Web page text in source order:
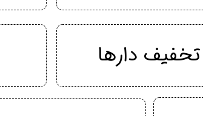
تخفیف دارها